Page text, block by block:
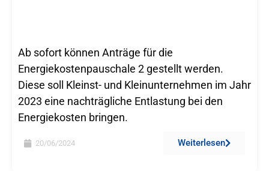
Ab sofort können Anträge für die
Energiekostenpauschale 2 gestellt werden.
Diese soll Kleinst- und Kleinunternehmen im Jahr
2023 eine nachträgliche Entlastung bei den
Energiekosten bringen.
20/06/2024 Weiterlesen